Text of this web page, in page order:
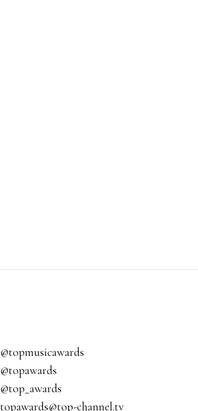
@topmusicawards
@topawards
@top_awards
topawards@top-channel.tv